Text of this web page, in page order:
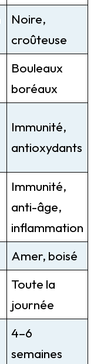
Noire,
croûteuse
Bouleaux
boréaux
Immunité,
antioxydants
Immunité,
anti-âge,
inflammation
Amer, boisé
Toute la
journée
4–6
semaines